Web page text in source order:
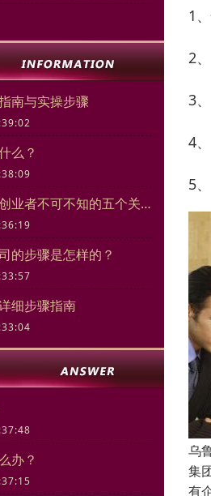
南与实操步骤
么？
工商注册流程全解析：创业者不可不知的五个关键步骤
的步骤是怎样的？
细步骤指南
办？
1
2
3
4
5
乌
集
有